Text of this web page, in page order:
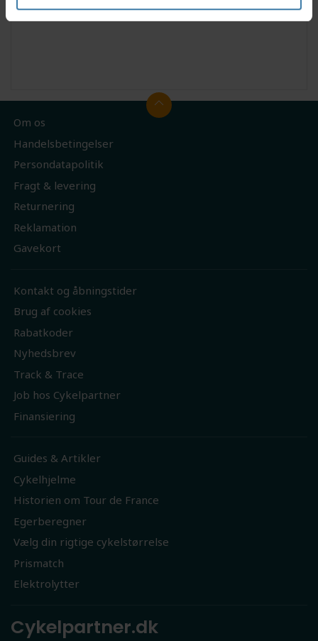
Se teknisk manual for monteringsvejledning.
Om os
Handelsbetingelser
Persondatapolitik
Fragt & levering
Returnering
Reklamation
Gavekort
Kontakt og åbningstider
Brug af cookies
Rabatkoder
Nyhedsbrev
Track & Trace
Job hos Cykelpartner
Finansiering
Guides & Artikler
Cykelhjelme
Historien om Tour de France
Egerberegner
Vælg din rigtige cykelstørrelse
Prismatch
Elektrolytter
Cykelpartner.dk